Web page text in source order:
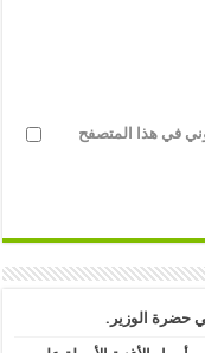
في هذا المتصفح
حضرة الوزير.